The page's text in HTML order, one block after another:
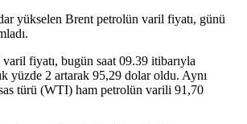
yükselen Brent petrolün varil fiyatı, günü
fiyatı, bugün saat 09.39 itibarıyla
yüzde 2 artarak 95,29 dolar oldu. Aynı
türü (WTI) ham petrolün varili 91,70